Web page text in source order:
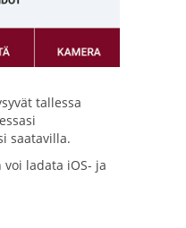
tallessa
saatavilla.
voi ladata iOS- ja